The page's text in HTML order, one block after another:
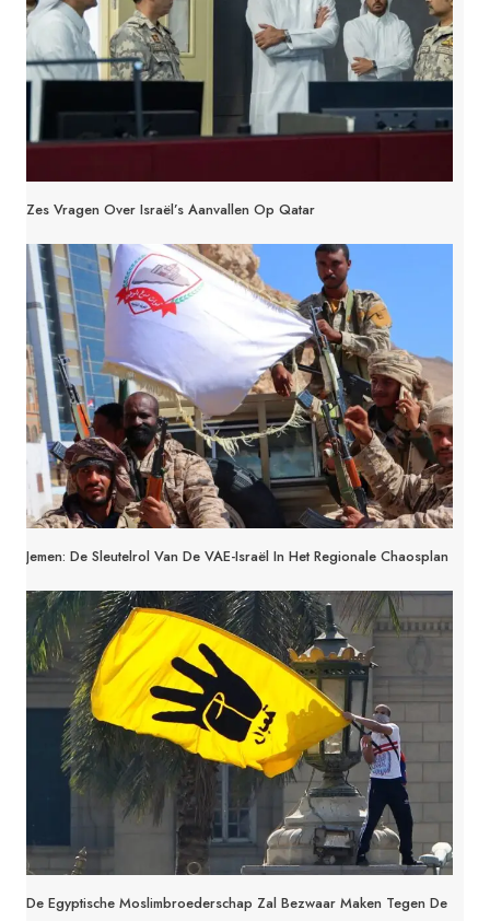
Zes Vragen Over Israël’s Aanvallen Op Qatar
Jemen: De Sleutelrol Van De VAE-Israël In Het Regionale Chaosplan
De Egyptische Moslimbroederschap Zal Bezwaar Maken Tegen De